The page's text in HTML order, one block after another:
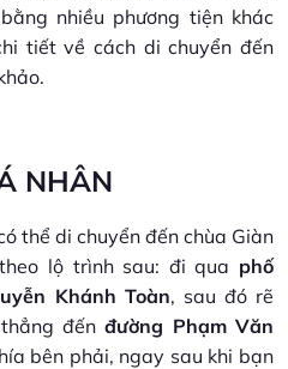
nhiều phương tiện khác
tiết về cách di chuyển đến
NHÂN
thể di chuyển đến chùa Giàn
lộ trình sau: đi qua phố
Khánh Toàn, sau đó rẽ
đếnđường Phạm Văn
bên phải, ngay sau khi bạn